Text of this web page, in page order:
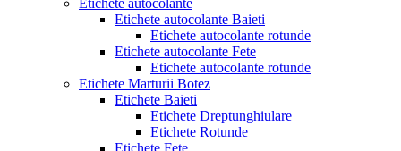
Etichete autocolante
Etichete autocolante Baieti
Etichete autocolante rotunde
Etichete autocolante Fete
Etichete autocolante rotunde
Etichete Marturii Botez
Etichete Baieti
Etichete Dreptunghiulare
Etichete Rotunde
Etichete Fete